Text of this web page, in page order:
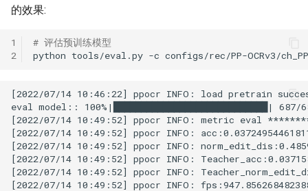
的效果:
1
2
# 评估预训练模型
python tools/eval.py -c configs/rec/PP-OCRv3/